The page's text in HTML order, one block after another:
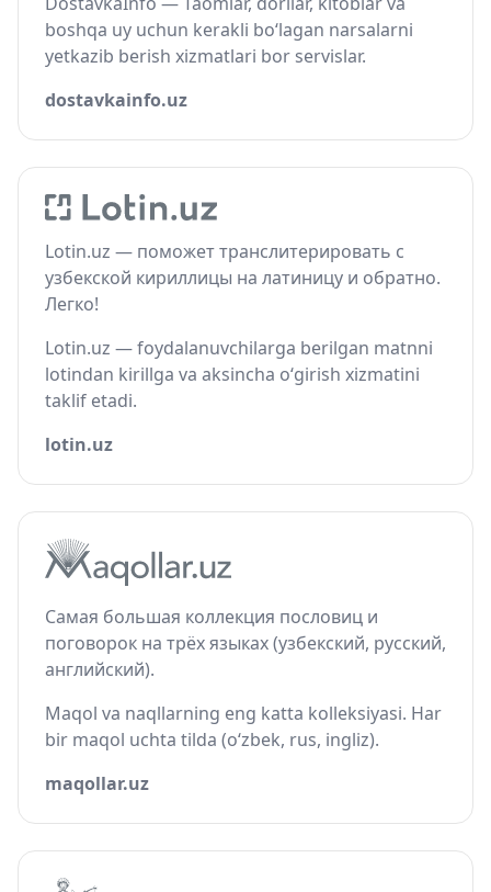
boshqa uy uchun kerakli bo‘lagan narsalarni
yetkazib berish xizmatlari bor servislar.
dostavkainfo.uz
Lotin.uz — поможет транслитерировать с
узбекской кириллицы на латиницу и обратно.
Легко!
Lotin.uz — foydalanuvchilarga berilgan matnni
lotindan kirillga va aksincha o‘girish xizmatini
taklif etadi.
lotin.uz
Самая большая коллекция пословиц и
поговорок на трёх языках (узбекский, русский,
английский).
Maqol va naqllarning eng katta kolleksiyasi. Har
bir maqol uchta tilda (o‘zbek, rus, ingliz).
maqollar.uz